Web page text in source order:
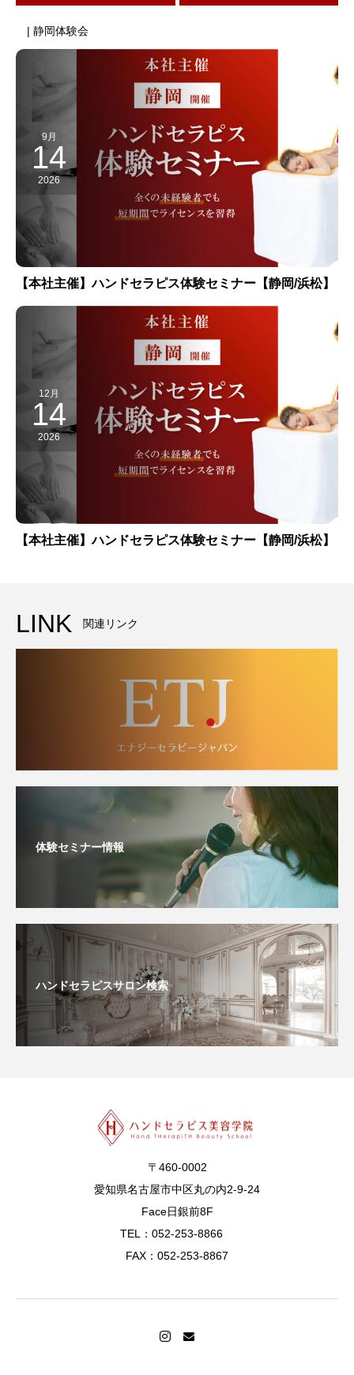
| 静岡体験会
9月
14
2026
【本社主催】ハンドセラピス体験セミナー【静岡/浜松】
12月
14
2026
【本社主催】ハンドセラピス体験セミナー【静岡/浜松】
LINK 関連リンク
体験セミナー情報
ハンドセラピスサロン検索
〒460-0002
愛知県名古屋市中区丸の内2-9-24
Face日銀前8F
TEL：052-253-8866
FAX：052-253-8867